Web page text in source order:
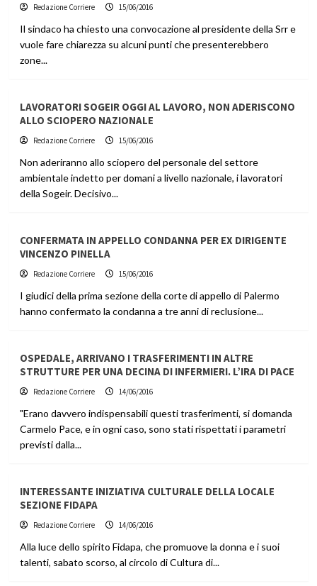
Redazione Corriere 15/06/2016
Il sindaco ha chiesto una convocazione al presidente della Srr e
vuole fare chiarezza su alcuni punti che presenterebbero
zone...
LAVORATORI SOGEIR OGGI AL LAVORO, NON ADERISCONO
ALLO SCIOPERO NAZIONALE
Redazione Corriere 15/06/2016
Non aderiranno allo sciopero del personale del settore
ambientale indetto per domani a livello nazionale, i lavoratori
della Sogeir. Decisivo...
CONFERMATA IN APPELLO CONDANNA PER EX DIRIGENTE
VINCENZO PINELLA
Redazione Corriere 15/06/2016
I giudici della prima sezione della corte di appello di Palermo
hanno confermato la condanna a tre anni di reclusione...
OSPEDALE, ARRIVANO I TRASFERIMENTI IN ALTRE
STRUTTURE PER UNA DECINA DI INFERMIERI. L’IRA DI PACE
Redazione Corriere 14/06/2016
"Erano davvero indispensabili questi trasferimenti, si domanda
Carmelo Pace, e in ogni caso, sono stati rispettati i parametri
previsti dalla...
INTERESSANTE INIZIATIVA CULTURALE DELLA LOCALE
SEZIONE FIDAPA
Redazione Corriere 14/06/2016
Alla luce dello spirito Fidapa, che promuove la donna e i suoi
talenti, sabato scorso, al circolo di Cultura di...